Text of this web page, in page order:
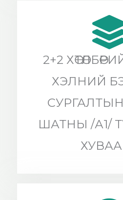
2+2
ХЭЛНИЙ
ШАТНЫ /А1/